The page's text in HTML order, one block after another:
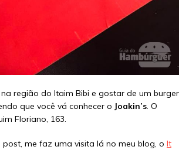
na região do Itaim Bibi e gostar de um burger
que você vá conhecer o Joakin’s . O
Floriano, 163.
me faz uma visita lá no meu blog, o It